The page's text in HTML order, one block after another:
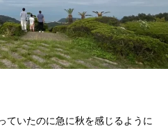
ていたのに急に秋を感じるように